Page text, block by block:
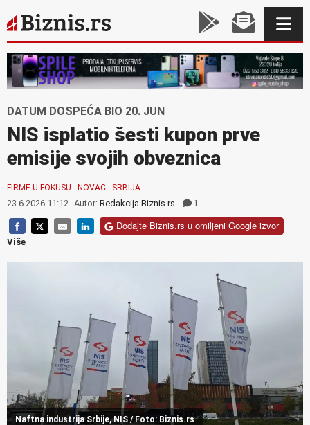
DATUM DOSPEĆA BIO 20. JUN
NIS isplatio šesti kupon prve
emisije svojih obveznica
FIRME U FOKUSU NOVAC SRBIJA
23.6.2026 11:12 Autor: Redakcija Biznis.rs 1
Dodajte Biznis.rs u omiljeni Google izvor
Više
Naftna industrija Srbije, NIS / Foto: Biznis.rs